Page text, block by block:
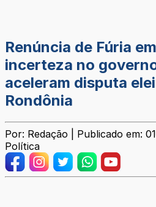
Renúncia de Fúria
incerteza no
aceleram disputa
Rondônia
Por: Redação | Publicado em:
Política